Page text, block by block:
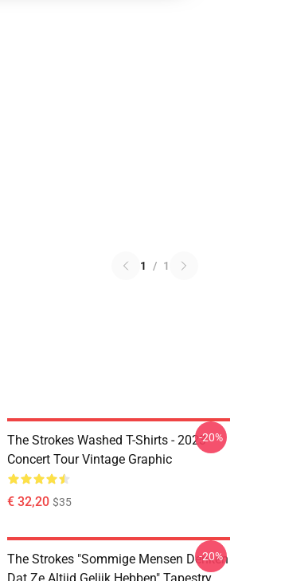
1 / 1
The Strokes Washed T-Shirts - 2023
Concert Tour Vintage Graphic
€ 32,20 $35
-20%
The Strokes "Sommige Mensen Denken
-20%